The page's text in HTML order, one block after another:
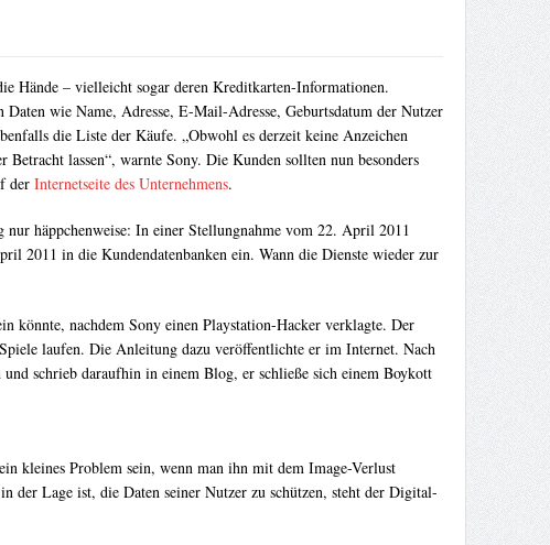
Hände – vielleicht sogar deren Kreditkarten-Informationen.
wie Name, Adresse, E-Mail-Adresse, Geburtsdatum der Nutzer
die Liste der Käufe. „Obwohl es derzeit keine Anzeichen
lassen“, warnte Sony. Die Kunden sollten nun besonders
der Internetseite des Unternehmens.
häppchenweise: In einer Stellungnahme vom 22. April 2011
2011 in die Kundendatenbanken ein. Wann die Dienste wieder zur
könnte, nachdem Sony einen Playstation-Hacker verklagte. Der
laufen. Die Anleitung dazu veröffentlichte er im Internet. Nach
schrieb daraufhin in einem Blog, er schließe sich einem Boykott
kleines Problem sein, wenn man ihn mit dem Image-Verlust
der Lage ist, die Daten seiner Nutzer zu schützen, steht der Digital-